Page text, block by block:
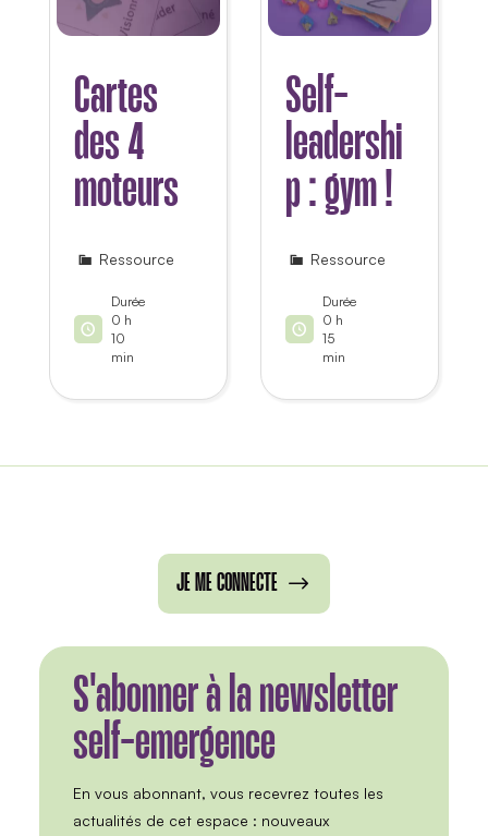
Cartes
des 4
moteurs
Ressource
Durée
0 h
10
min
Self-
leadershi
p : gym !
Ressource
Durée
0 h
15
min
JE ME CONNECTE
S'abonner à la newsletter
self-emergence
En vous abonnant, vous recevrez toutes les
actualités de cet espace : nouveaux